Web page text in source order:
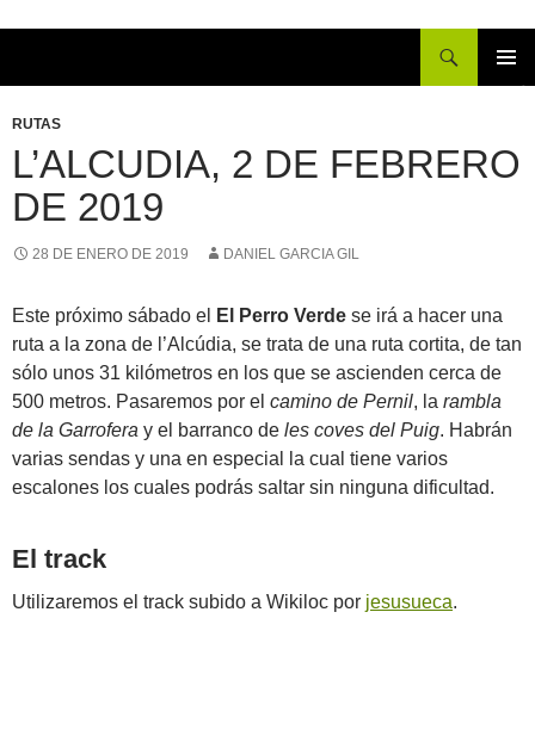
CONTENIDO
RUTAS
L’ALCUDIA, 2 DE FEBRERO
DE 2019
28 DE ENERO DE 2019 DANIEL GARCIA GIL
Este próximo sábado el El Perro Verde se irá a hacer una
ruta a la zona de l’Alcúdia, se trata de una ruta cortita, de tan
sólo unos 31 kilómetros en los que se ascienden cerca de
500 metros. Pasaremos por el camino de Pernil, la rambla
de la Garrofera y el barranco de les coves del Puig. Habrán
varias sendas y una en especial la cual tiene varios
escalones los cuales podrás saltar sin ninguna dificultad.
El track
Utilizaremos el track subido a Wikiloc por jesusueca.